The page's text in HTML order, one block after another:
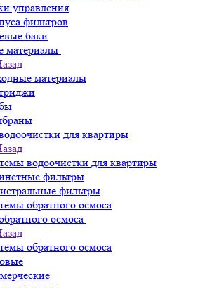
управления
фильтров
баки
материалы
материалы
для квартиры
водоочистки для квартиры
фильтры
фильтры
обратного осмоса
осмоса
обратного осмоса